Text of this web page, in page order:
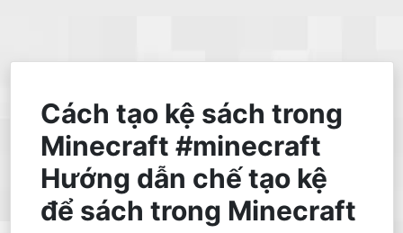
Cách tạo kệ sách trong
Minecraft #minecraft
Hướng dẫn chế tạo kệ
để sách trong Minecraft